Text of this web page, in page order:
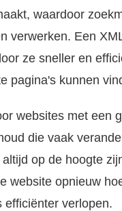
waardoor
verwerken. Een
ze sneller en
pagina's kunnen
websites met een
die vaak
op de hoogte
website opnieuw
efficiënter verlopen.